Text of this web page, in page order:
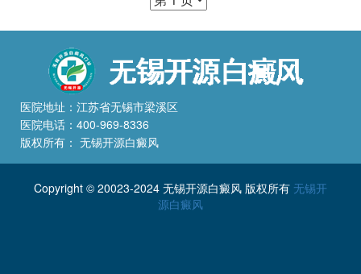
医院地址：江苏省无锡市梁溪区
医院电话：400-969-8336
版权所有： 无锡开源白癜风
Copyright © 20023-2024 无锡开源白癜风 版权所有 无锡开
源白癜风